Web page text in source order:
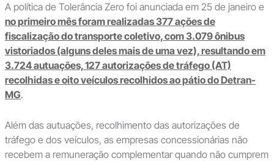
A política de Tolerância Zero foi anunciada em 25 de janeiro e
no primeiro mês foram realizadas 377 ações de
fiscalização do transporte coletivo, com 3.079 ônibus
vistoriados (alguns deles mais de uma vez), resultando em
3.724 autuações, 127 autorizações de tráfego (AT)
recolhidas e oito veículos recolhidos ao pátio do Detran-
MG.
Além das autuações, recolhimento das autorizações de
tráfego e dos veículos, as empresas concessionárias não
recebem a remuneração complementar quando não cumprem